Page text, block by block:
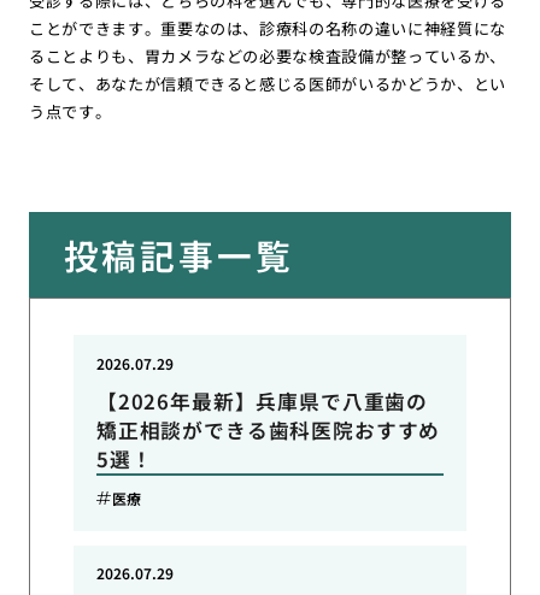
ことができます。重要なのは、診療科の名称の違いに神経質にな
ることよりも、胃カメラなどの必要な検査設備が整っているか、
そして、あなたが信頼できると感じる医師がいるかどうか、とい
う点です。
投稿記事一覧
【2026年最新】兵庫県で八重歯の
矯正相談ができる歯科医院おすすめ
5選！
2026.07.29
医療
2026.07.29